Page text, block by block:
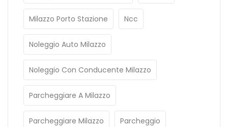
Milazzo Porto Stazione Ncc
Noleggio Auto Milazzo
Noleggio Con Conducente Milazzo
Parcheggiare A Milazzo
Parcheggiare Milazzo Parcheggio